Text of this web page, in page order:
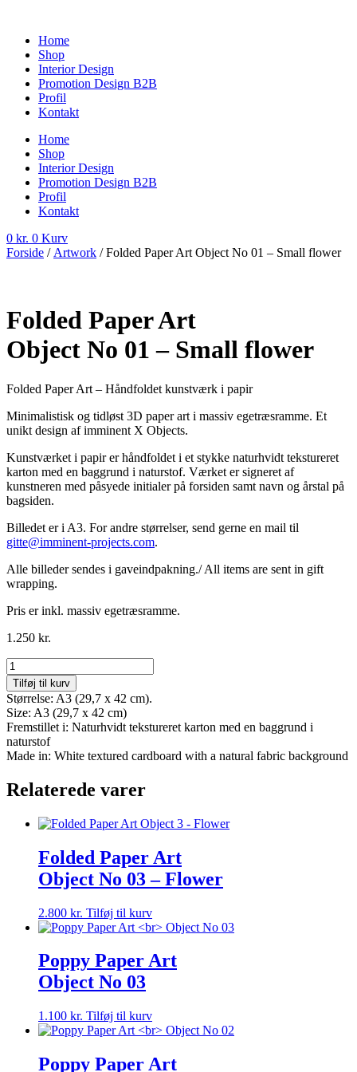
indholdHome
Shop
Interior Design
Promotion Design B2B
Profil
Kontakt
Home
Shop
Interior Design
Promotion Design B2B
Profil
Kontakt
0 kr. 0 Kurv
Forside / Artwork / Folded Paper Art Object No 01 – Small flower
Folded Paper Art
Object No 01 – Small flower
Folded Paper Art – Håndfoldet kunstværk i papir
Minimalistisk og tidløst 3D paper art i massiv egetræsramme. Et
unikt design af imminent X Objects.
Kunstværket i papir er håndfoldet i et stykke naturhvidt tekstureret
karton med en baggrund i naturstof. Værket er signeret af
kunstneren med påsyede initialer på forsiden samt navn og årstal på
bagsiden.
Billedet er i A3. For andre størrelser, send gerne en mail til
gitte@imminent-projects.com.
Alle billeder sendes i gaveindpakning./ All items are sent in gift
wrapping.
Pris er inkl. massiv egetræsramme.
1.250 kr.
Folded
Paper
Art
Object
No
01
-
Small
antal
Tilføj til kurv
Størrelse: A3 (29,7 x 42 cm).
Size: A3 (29,7 x 42 cm)
Fremstillet i: Naturhvidt tekstureret karton med en baggrund i
naturstof
Made in: White textured cardboard with a natural fabric background
Relaterede varer
Folded Paper Art
Object No 03 – Flower
2.800 kr. Tilføj til kurv
Poppy Paper Art
Object No 03
1.100 kr. Tilføj til kurv
Poppy Paper Art